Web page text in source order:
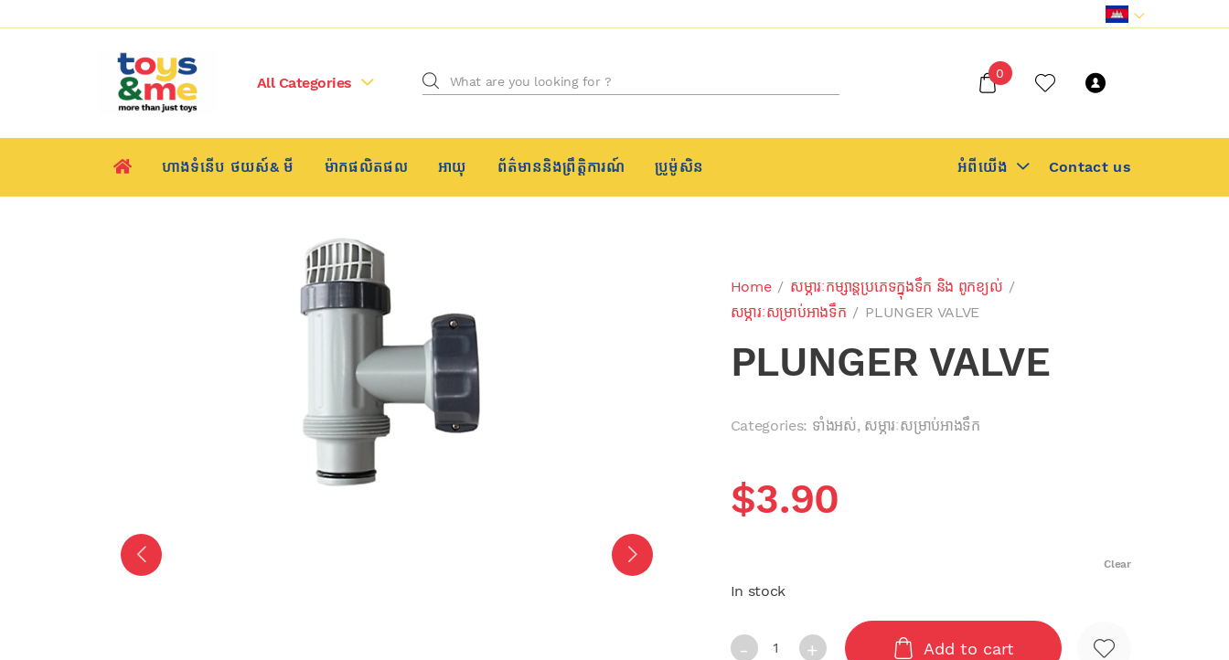
All Categories
Search for:
0
ហាងទំនើប​​ ថយស៍& មី ម៉ាកផលិតផល អាយុ ព័ត៌មាននិងព្រឹត្តិការណ៍ ប្រូម៉ូសិន អំពីយើង Contact us
Home / សម្ភារៈកម្សាន្តប្រភេទក្នុងទឹក និង ពូកខ្យល់ /
សម្ភារៈសម្រាប់អាងទឹក / PLUNGER VALVE
PLUNGER VALVE
Categories: ទាំងអស់, សម្ភារៈសម្រាប់អាងទឹក
$3.90
Clear
In stock
Add to cart